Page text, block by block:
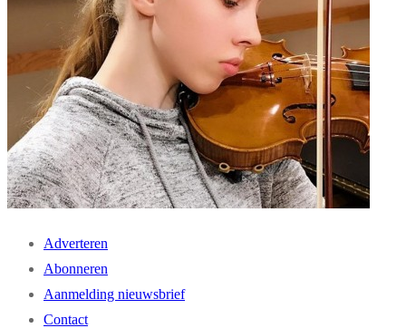
Adverteren
Abonneren
Aanmelding nieuwsbrief
Contact